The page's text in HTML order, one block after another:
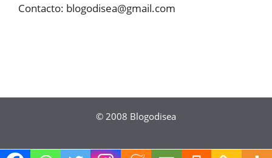
Contacto: blogodisea@gmail.com
© 2008 Blogodisea